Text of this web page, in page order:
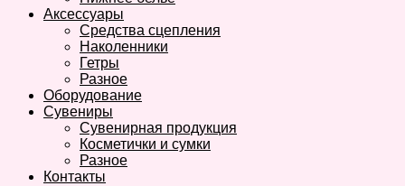
Аксессуары
Средства сцепления
Наколенники
Гетры
Разное
Оборудование
Сувениры
Сувенирная продукция
Косметички и сумки
Разное
Контакты